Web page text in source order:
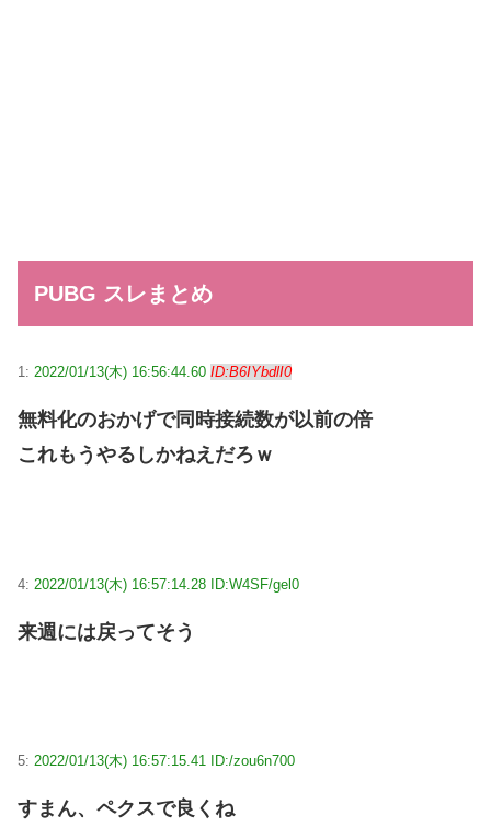
PUBG スレまとめ
1: 2022/01/13(木) 16:56:44.60 ID:B6IYbdlI0
無料化のおかげで同時接続数が以前の倍
これもうやるしかねえだろｗ
4: 2022/01/13(木) 16:57:14.28 ID:W4SF/gel0
来週には戻ってそう
5: 2022/01/13(木) 16:57:15.41 ID:/zou6n700
すまん、ペクスで良くね